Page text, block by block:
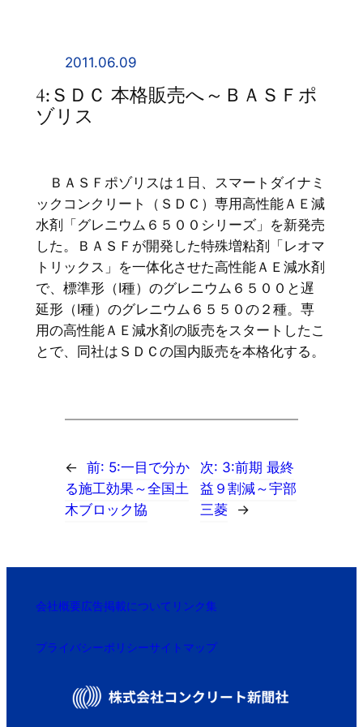
2011.06.09
4:ＳＤＣ 本格販売へ～ＢＡＳＦポ
ゾリス
ＢＡＳＦポゾリスは１日、スマートダイナミ
ックコンクリート（ＳＤＣ）専用高性能ＡＥ減
水剤「グレニウム６５００シリーズ」を新発売
した。ＢＡＳＦが開発した特殊増粘剤「レオマ
トリックス」を一体化させた高性能ＡＥ減水剤
で、標準形（Ⅰ種）のグレニウム６５００と遅
延形（Ⅰ種）のグレニウム６５５０の２種。専
用の高性能ＡＥ減水剤の販売をスタートしたこ
とで、同社はＳＤＣの国内販売を本格化する。
← 前: 5:一目で分か
る施工効果～全国土
木ブロック協
次: 3:前期 最終
益９割減～宇部
三菱
→
会社概要広告掲載について リンク集
プライバシーポリシーサイトマップ